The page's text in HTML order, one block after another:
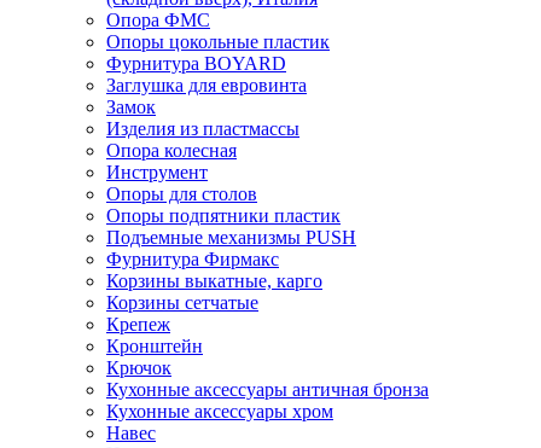
Опора ФМС
Опоры цокольные пластик
Фурнитура BOYARD
Заглушка для евровинта
Замок
Изделия из пластмассы
Опора колесная
Инструмент
Опоры для столов
Опоры подпятники пластик
Подъемные механизмы PUSH
Фурнитура Фирмакс
Корзины выкатные, карго
Корзины сетчатые
Крепеж
Кронштейн
Крючок
Кухонные аксессуары античная бронза
Кухонные аксессуары хром
Навес